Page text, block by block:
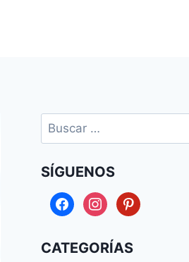
Buscar:
SÍGUENOS
facebookinstagrampinterest
CATEGORÍAS